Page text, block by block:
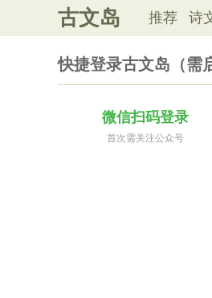
古文岛 推荐 诗
快捷登录古文岛（需
微信扫码登录
首次需关注公众号